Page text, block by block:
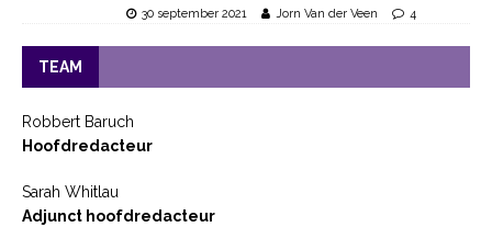
30 september 2021 Jorn Van der Veen 4
TEAM
Robbert Baruch
Hoofdredacteur
Sarah Whitlau
Adjunct hoofdredacteur